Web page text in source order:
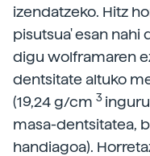
izendatzeko. Hitz
pisutsua' esan nahi
digu wolframaren
dentsitate altuko
(19,24 g/cm 3
masa-dentsitatea,
handiagoa).